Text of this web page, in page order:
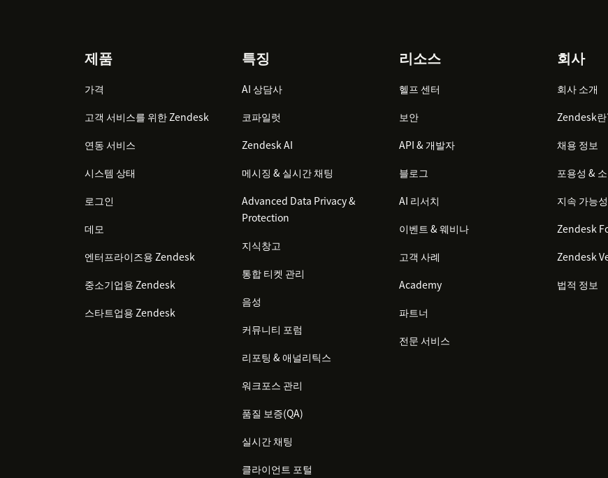
제품
가격
고객 서비스를 위한 Zendesk
연동 서비스
시스템 상태
로그인
데모
엔터프라이즈용 Zendesk
중소기업용 Zendesk
스타트업용 Zendesk
특징
AI 상담사
코파일럿
Zendesk AI
메시징 & 실시간 채팅
Advanced Data Privacy &
Protection
지식창고
통합 티켓 관리
음성
커뮤니티 포럼
리포팅 & 애널리틱스
워크포스 관리
품질 보증(QA)
실시간 채팅
클라이언트 포털
리소스
헬프 센터
보안
API & 개발자
블로그
AI 리서치
이벤트 & 웨비나
고객 사례
Academy
파트너
전문 서비스
회사
회사 소개
Zendesk란
채용 정보
포용성 &
지속 가능
Zendesk
Zendesk
법적 정보